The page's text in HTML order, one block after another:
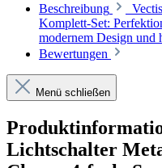
Beschreibung
Komplett-Set:
modernem Design
Bewertungen
Menü schließen
Lichtschalter